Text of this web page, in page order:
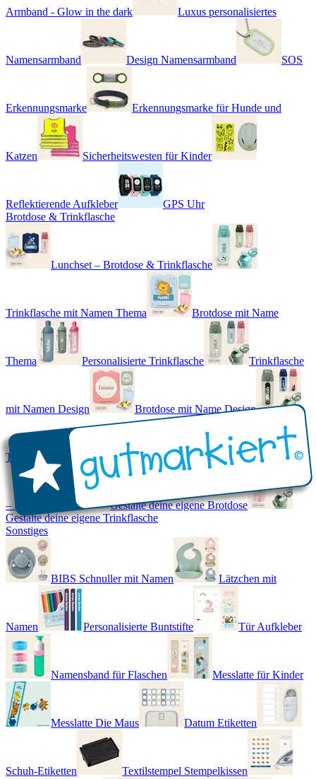
Armband - Glow in the dark Luxus personalisiertes
Namensarmband Design Namensarmband SOS
Erkennungsmarke Erkennungsmarke für Hunde und
Katzen Sicherheitswesten für Kinder
Reflektierende Aufkleber
GPS Uhr
Brotdose & Trinkflasche
Lunchset – Brotdose & Trinkflasche
Trinkflasche mit Namen Thema Brotdose mit Name
Thema Personalisierte Trinkflasche Trinkflasche
mit Namen Design Brotdose mit Name Design
Trinkflasche mit Name - Real World Brotdose mit Namen
– Real World
Gestalte deine eigene Brotdose
Gestalte deine eigene Trinkflasche
Sonstiges
BIBS Schnuller mit Namen Lätzchen mit
Namen Personalisierte Buntstifte Tür Aufkleber
Namensband für Flaschen Messlatte für Kinder
Messlatte Die Maus Datum Etiketten
Schuh-Etiketten Textilstempel Stempelkissen